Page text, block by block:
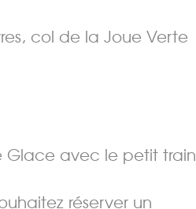
col de la Joue Verte
Glace avec le petit train
réserver un